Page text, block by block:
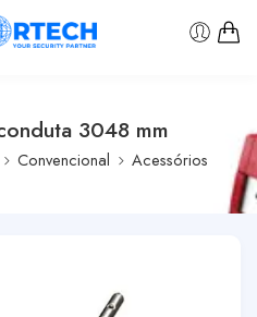
3048 mm
Convencional Acessórios